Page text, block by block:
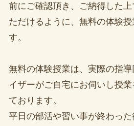
前にご確認頂き、ご納得した
ただけるように、無料の体験授
す。
無料の体験授業は、実際の指
イザーがご自宅にお伺いし授
ております。
平日の部活や習い事が終わっ